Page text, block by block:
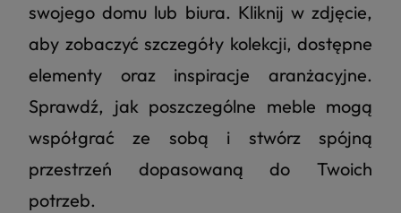
swojego domu lub biura. Kliknij w zdjęcie,
aby zobaczyć szczegóły kolekcji, dostępne
elementy oraz inspiracje aranżacyjne.
Sprawdź, jak poszczególne meble mogą
współgrać ze sobą i stwórz spójną
przestrzeń dopasowaną do Twoich
potrzeb.